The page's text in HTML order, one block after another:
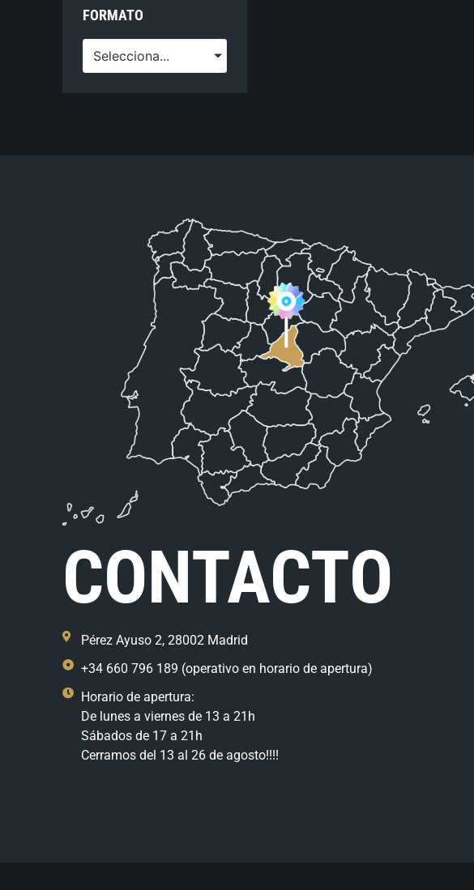
FORMATO
Selecciona...
CONTACTO
Pérez Ayuso 2, 28002 Madrid
+34 660 796 189 (operativo en horario de apertura)
Horario de apertura:
De lunes a viernes de 13 a 21h
Sábados de 17 a 21h
Cerramos del 13 al 26 de agosto!!!!